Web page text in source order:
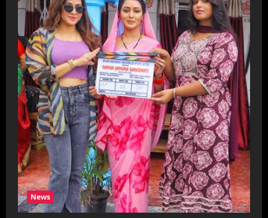
i
o
n
News